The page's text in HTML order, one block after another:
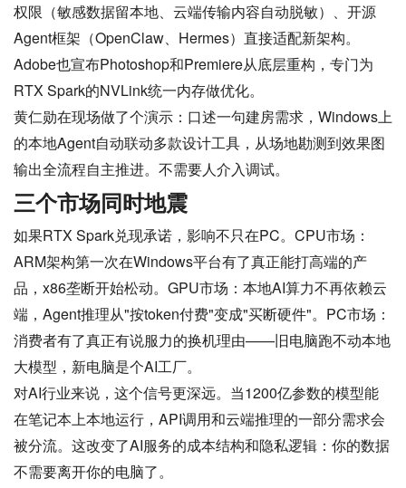
权限（敏感数据留本地、云端传输内容自动脱敏）、开源
Agent框架（OpenClaw、Hermes）直接适配新架构。
Adobe也宣布Photoshop和Premiere从底层重构，专门为
RTX Spark的NVLink统一内存做优化。
黄仁勋在现场做了个演示：口述一句建房需求，Windows上
的本地Agent自动联动多款设计工具，从场地勘测到效果图
输出全流程自主推进。不需要人介入调试。
三个市场同时地震
如果RTX Spark兑现承诺，影响不只在PC。CPU市场：
ARM架构第一次在Windows平台有了真正能打高端的产
品，x86垄断开始松动。GPU市场：本地AI算力不再依赖云
端，Agent推理从"按token付费"变成"买断硬件"。PC市场：
消费者有了真正有说服力的换机理由——旧电脑跑不动本地
大模型，新电脑是个AI工厂。
对AI行业来说，这个信号更深远。当1200亿参数的模型能
在笔记本上本地运行，API调用和云端推理的一部分需求会
被分流。这改变了AI服务的成本结构和隐私逻辑：你的数据
不需要离开你的电脑了。